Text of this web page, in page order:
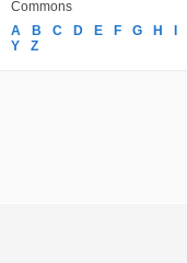
Commons
A
B C D E F G H
Y
Z